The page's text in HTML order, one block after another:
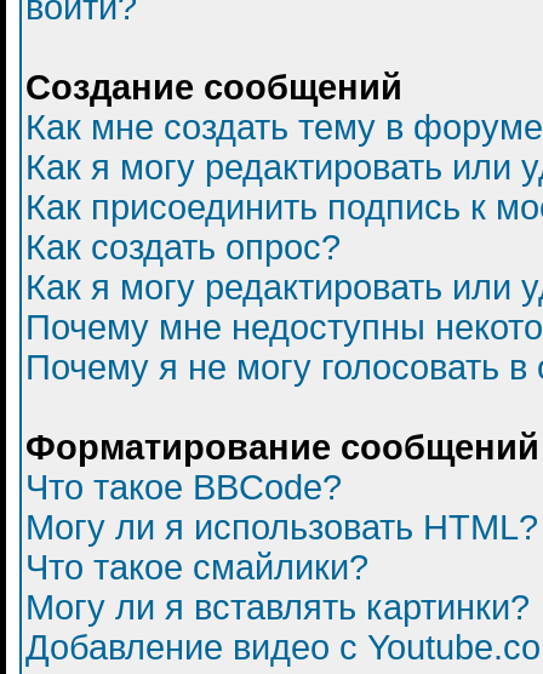
Создание сообщений
Как мне создать тему в
Как я могу редактировать или
Как присоединить подпись к
Как создать опрос?
Как я могу редактировать или
Почему мне недоступны
Почему я не могу голосовать в
Форматирование
Что такое BBCode?
Могу ли я использовать HTML?
Что такое смайлики?
Могу ли я вставлять картинки?
Добавление видео с